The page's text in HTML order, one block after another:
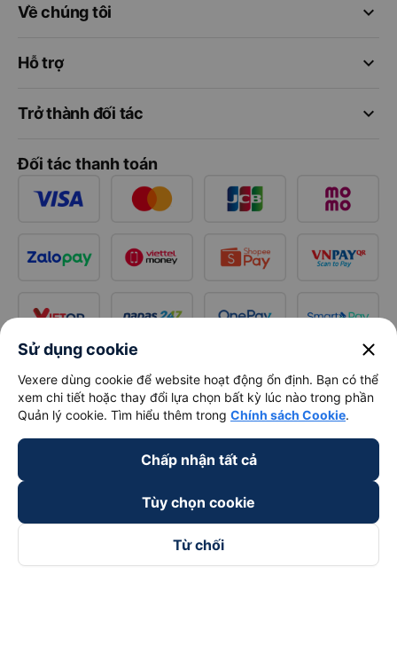
keyboard_arrow_down
Về chúng tôi
keyboard_arrow_down
Hỗ trợ
keyboard_arrow_down
Trở thành đối tác
Đối tác thanh toán
Theo dõi chúng tôi trên
Sử dụng cookie close
Vexere dùng cookie để website hoạt động ổn định. Bạn có thể
xem chi tiết hoặc thay đổi lựa chọn bất kỳ lúc nào trong phần
Quản lý cookie. Tìm hiểu thêm trong Chính sách Cookie.
Chấp nhận tất cả
Tùy chọn cookie
Từ chối